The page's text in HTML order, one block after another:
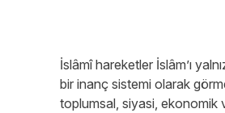
İslâmî hareketler İslâm’ı
bir inanç sistemi olarak
toplumsal, siyasi, ekonomik